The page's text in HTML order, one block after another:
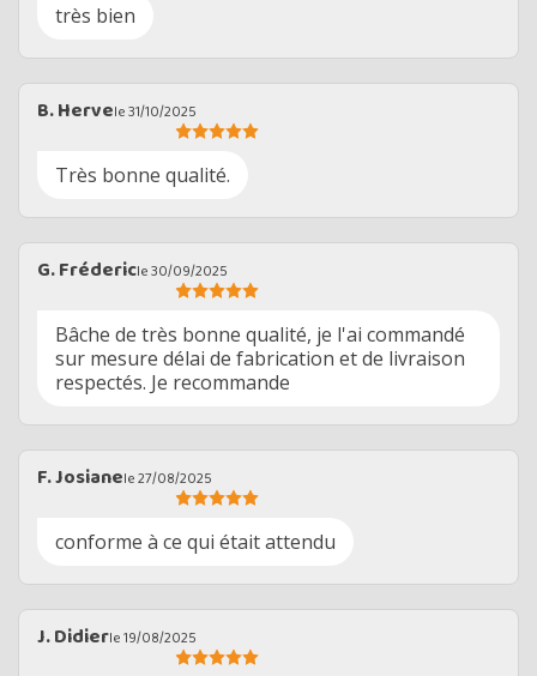
très bien
B. Hervele 31/10/2025
Très bonne qualité.
G. Frédericle 30/09/2025
Bâche de très bonne qualité, je l'ai commandé
sur mesure délai de fabrication et de livraison
respectés. Je recommande
F. Josianele 27/08/2025
conforme à ce qui était attendu
J. Didierle 19/08/2025